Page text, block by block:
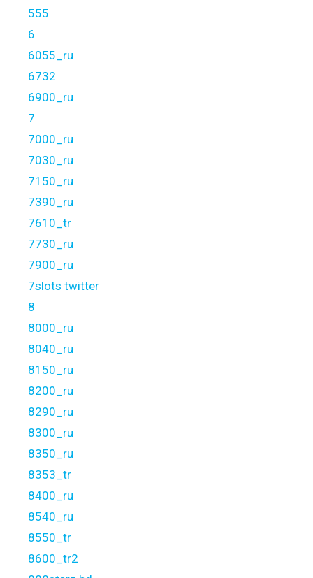
555
6
6055_ru
6732
6900_ru
7
7000_ru
7030_ru
7150_ru
7390_ru
7610_tr
7730_ru
7900_ru
7slots twitter
8
8000_ru
8040_ru
8150_ru
8200_ru
8290_ru
8300_ru
8350_ru
8353_tr
8400_ru
8540_ru
8550_tr
8600_tr2